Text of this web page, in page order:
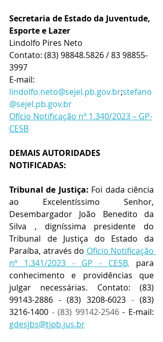
Secretaria de Estado da Juventude,
Esporte e Lazer
Lindolfo Pires Neto
Contato: (83) 98848.5826 / 83 98855-
3997
E-mail:
lindolfo.neto@sejel.pb.gov.br;stefano
@sejel.pb.gov.br
Ofício Notificação nº 1.340/2023 – GP-
CESB
DEMAIS AUTORIDADES
NOTIFICADAS:
Tribunal de Justiça: Foi dada ciência
ao Excelentíssimo Senhor,
Desembargador João Benedito da
Silva , digníssima presidente do
Tribunal de Justiça do Estado da
Paraíba, através do Oficio Notificação
nº 1.341/2023 - GP - CESB, para
conhecimento e providências que
julgar necessárias. Contato: (83)
99143-2886 - (83) 3208-6023 - (83)
3216-1400 - (83) 99142-2546
gdesjbs@tjpb.jus.br